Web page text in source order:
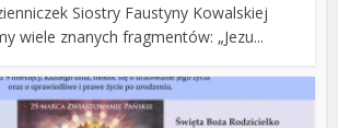
Siostry Faustyny Kowalskiej
wiele znanych fragmentów: „Jezu...